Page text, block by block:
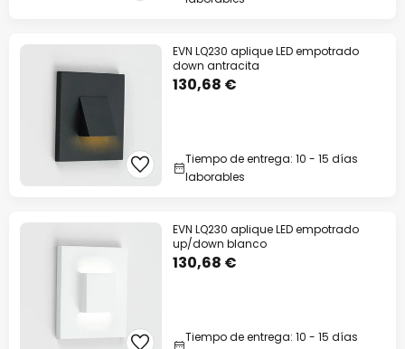
EVN LQ230 aplique LED empotrado
down antracita
130,68 €
Tiempo de entrega: 10 - 15 días
laborables
EVN LQ230 aplique LED empotrado
up/down blanco
130,68 €
Tiempo de entrega: 10 - 15 días